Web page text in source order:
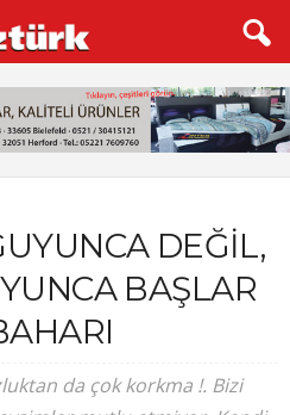
DEĞİL,
BAŞLAR
da çok korkma !. Bizi